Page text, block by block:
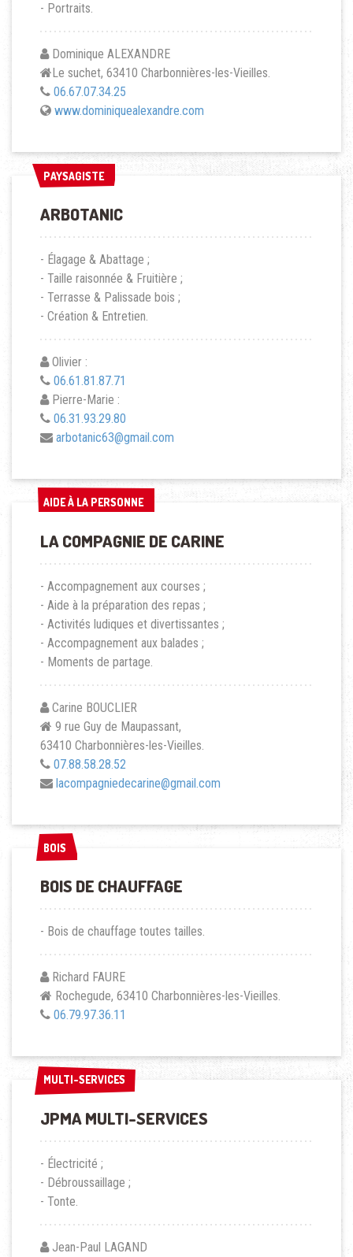
- Portraits.
Dominique ALEXANDRE
Le suchet, 63410 Charbonnières-les-Vieilles.
06.67.07.34.25
www.dominiquealexandre.com
PAYSAGISTE
PAYSAGISTE
ARBOTANIC
- Élagage & Abattage ;
- Taille raisonnée & Fruitière ;
- Terrasse & Palissade bois ;
- Création & Entretien.
Olivier :
06.61.81.87.71
Pierre-Marie :
06.31.93.29.80
arbotanic63@gmail.com
AIDE À LA PERSONNE
AIDE À LA PERSONNE
LA COMPAGNIE DE CARINE
- Accompagnement aux courses ;
- Aide à la préparation des repas ;
- Activités ludiques et divertissantes ;
- Accompagnement aux balades ;
- Moments de partage.
Carine BOUCLIER
9 rue Guy de Maupassant,
63410 Charbonnières-les-Vieilles.
07.88.58.28.52
lacompagniedecarine@gmail.com
BOIS
BOIS
BOIS DE CHAUFFAGE
- Bois de chauffage toutes tailles.
Richard FAURE
Rochegude, 63410 Charbonnières-les-Vieilles.
06.79.97.36.11
MULTI-SERVICES
MULTI-SERVICES
JPMA MULTI-SERVICES
- Électricité ;
- Débroussaillage ;
- Tonte.
Jean-Paul LAGAND